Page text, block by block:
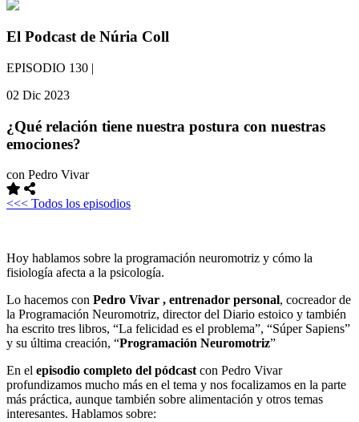
El Podcast de Núria Coll
EPISODIO 130 |
02 Dic 2023
¿Qué relación tiene nuestra postura con nuestras
emociones?
con Pedro Vivar
<<< Todos los episodios
Hoy hablamos sobre la programación neuromotriz y cómo la
fisiología afecta a la psicología.
Lo hacemos con Pedro Vivar , entrenador personal, cocreador de
la Programación Neuromotriz, director del Diario estoico y también
ha escrito tres libros, “La felicidad es el problema”, “Súper Sapiens”
y su última creación, “Programación Neuromotriz”
En el episodio completo del pódcastcon Pedro Vivar
profundizamos mucho más en el tema y nos focalizamos en la parte
más práctica, aunque también sobre alimentación y otros temas
interesantes. Hablamos sobre: